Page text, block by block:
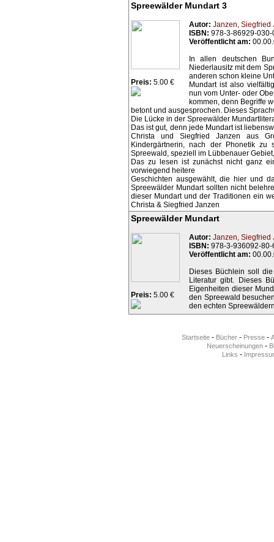
Spreewälder Mundart 3
Preis: 5.00 €
Autor: Janzen, Siegfried
ISBN: 978-3-86929-030-
Veröffentlicht am:
In allen deutschen
Niederlausitz mit dem
anderen schon kleine
Mundart ist also
nun vom Unter- oder
kommen, denn Begriffe
betont und ausgesprochen. Dieses
Die Lücke in der Spreewälder
Das ist gut, denn jede Mundart ist
Christa und Siegfried Janzen aus
Kindergärtnerin, nach der Phonetik
Spreewald, speziell im Lübbenauer
Das zu lesen ist zunächst nicht ganz
vorwiegend heitere
Geschichten ausgewählt, die hier und
Spreewälder Mundart sollten nicht
dieser Mundart und der Traditionen ein
Christa & Siegfried Janzen
Spreewälder Mundart
Preis: 5.00 €
Autor: Janzen, Siegfried
ISBN: 978-3-936092-80-
Veröffentlicht am:
Dieses Büchlein soll
Literatur gibt. Dieses
Eigenheiten dieser
den Spreewald
den echten
Startseite - Bücher - Presse -
Neuerscheinungen-
Links -